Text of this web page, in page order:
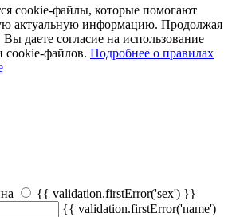
cookie-файлы, которые помогают
актуальную информацию. Продолжая
Вы даете согласие на использование
файлов. Подробнее о правилах
{{ validation.firstError('sex') }}
{{ validation.firstError('name')